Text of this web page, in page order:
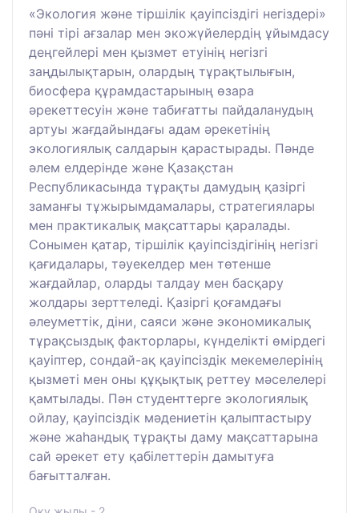
«Экология және тіршілік қауіпсіздігі негіздері»
пәні тірі ағзалар мен экожүйелердің ұйымдасу
деңгейлері мен қызмет етуінің негізгі
заңдылықтарын, олардың тұрақтылығын,
биосфера құрамдастарының өзара
әрекеттесуін және табиғатты пайдаланудың
артуы жағдайындағы адам әрекетінің
экологиялық салдарын қарастырады. Пәнде
әлем елдерінде және Қазақстан
Республикасында тұрақты дамудың қазіргі
заманғы тұжырымдамалары, стратегиялары
мен практикалық мақсаттары қаралады.
Сонымен қатар, тіршілік қауіпсіздігінің негізгі
қағидалары, тәуекелдер мен төтенше
жағдайлар, оларды талдау мен басқару
жолдары зерттеледі. Қазіргі қоғамдағы
әлеуметтік, діни, саяси және экономикалық
тұрақсыздық факторлары, күнделікті өмірдегі
қауіптер, сондай-ақ қауіпсіздік мекемелерінің
қызметі мен оны құқықтық реттеу мәселелері
қамтылады. Пән студенттерге экологиялық
ойлау, қауіпсіздік мәдениетін қалыптастыру
және жаһандық тұрақты даму мақсаттарына
сай әрекет ету қабілеттерін дамытуға
бағытталған.